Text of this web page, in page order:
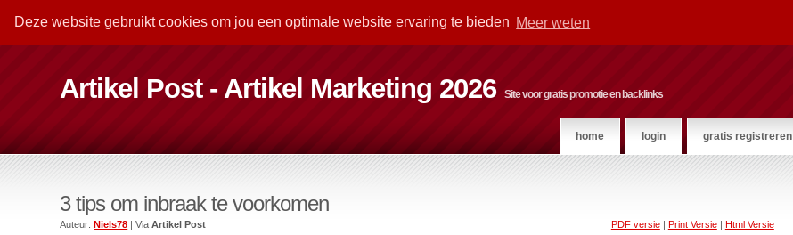
Deze website gebruikt cookies om jou een optimale website ervaring te bieden Meer weten
Artikel Post - Artikel Marketing 2026 Site voor gratis promotie en backlinks
home login gratis registreren
3 tips om inbraak te voorkomen
PDF versie| Print Versie| Html Versie
Auteur:Niels78 | ViaArtikel Post